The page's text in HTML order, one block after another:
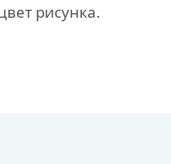
рисунка.